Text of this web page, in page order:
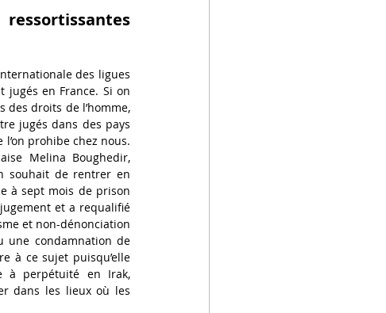
des ligues
jugés en France. Si on
des droits de l’homme,
jugés dans des pays
prohibe chez nous.
Melina Boughedir,
souhait de rentrer en
à sept mois de prison
et a requalifié
et non-dénonciation
une condamnation de
à ce sujet puisqu’elle
à perpétuité en Irak,
dans les lieux où les